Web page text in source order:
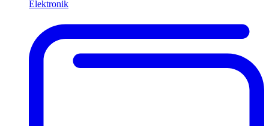
Elektronik